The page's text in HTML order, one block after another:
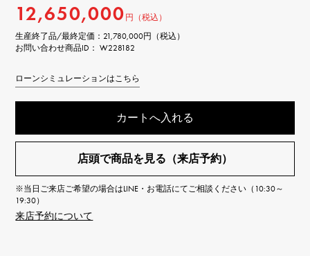
12,650,000 円（税込）
生産終了品/最終定価： 21,780,000円（税込）
お問い合わせ商品ID： W228182
ローンシミュレーションはこちら
カートへ入れる
店頭で商品を見る（来店予約）
※当日ご来店ご希望の場合はLINE・お電話にてご相談ください（10:30～
19:30）
来店予約について